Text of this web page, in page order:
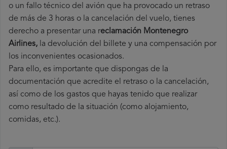
o un fallo técnico del avión que ha provocado un retraso
de más de 3 horas o la cancelación del vuelo, tienes
derecho a presentar una reclamación Montenegro
Airlines, la devolución del billete y una compensación por
los inconvenientes ocasionados.
Para ello, es importante que dispongas de la
documentación que acredite el retraso o la cancelación,
así como de los gastos que hayas tenido que realizar
como resultado de la situación (como alojamiento,
comidas, etc.).